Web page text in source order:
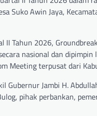
Suko Awin Jaya,
Tahun 2026,
nasional dan
Meeting terpusat dari
Gubernur Jambi H.
pihak perbankan,